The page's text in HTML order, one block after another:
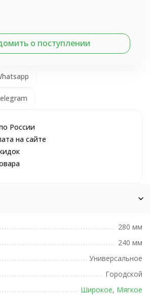
о поступлении
России
на сайте
280 мм
240 мм
Универсальное
Городской
Широкое, Мягкое